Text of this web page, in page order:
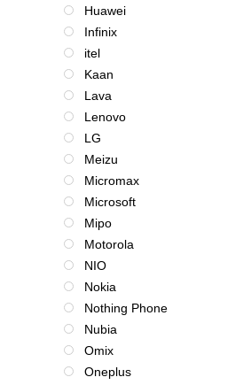
Huawei
Infinix
itel
Kaan
Lava
Lenovo
LG
Meizu
Micromax
Microsoft
Mipo
Motorola
NIO
Nokia
Nothing Phone
Nubia
Omix
Oneplus